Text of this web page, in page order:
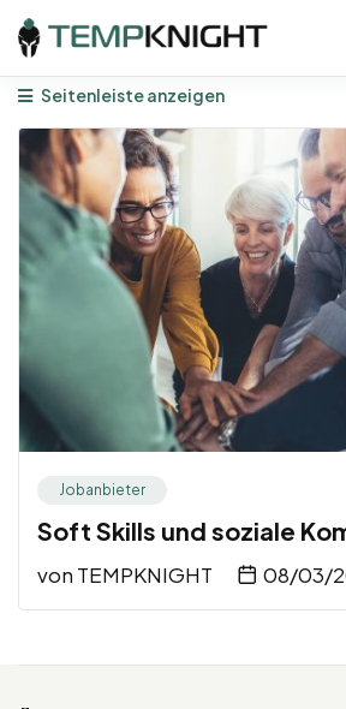
Seitenleiste anzeigen
Jobanbieter
Soft Skills und soziale
von TEMPKNIGHT 08/03/